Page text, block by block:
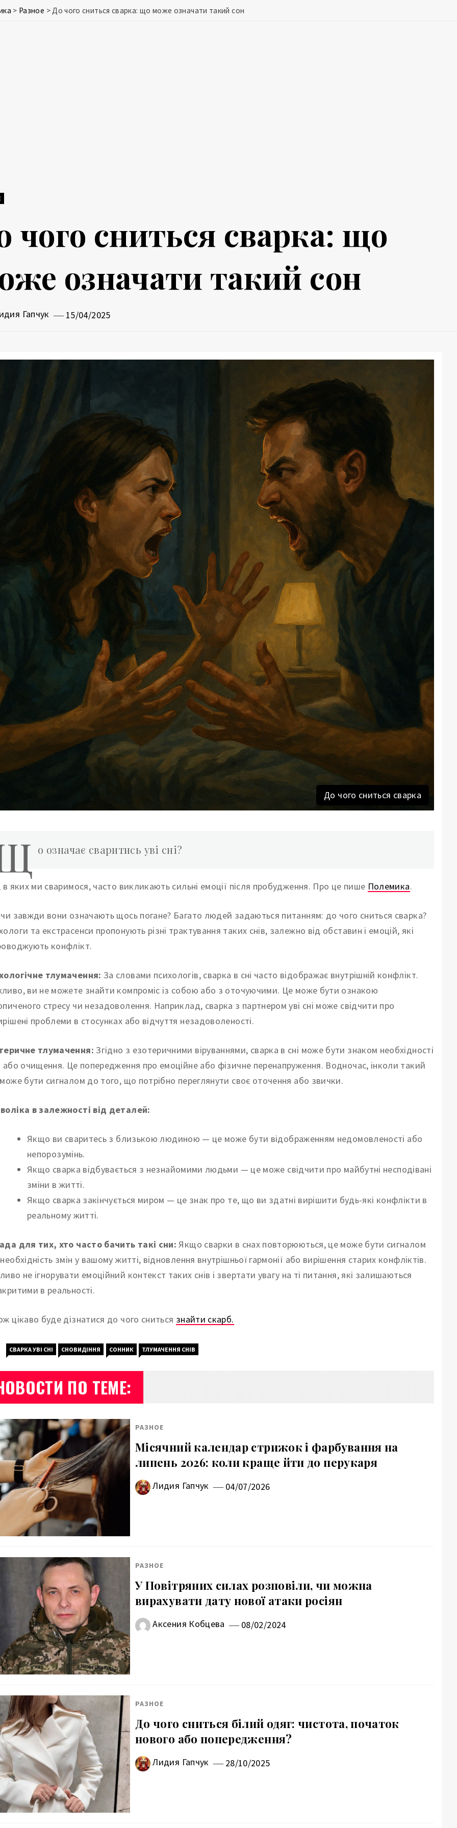
> Разное >До чого сниться сварка: що може означати такий сон
чого сниться сварка: що
означати такий сон
Гапчук 15/04/2025
До чого сниться сварка
о означає сваритись уві сні?
в яких ми сваримося, часто викликають сильні емоції після пробудження. Про це пише Полемика.
завжди вони означають щось погане? Багато людей задаються питанням: до чого сниться сварка?
та екстрасенси пропонують різні трактування таких снів, залежно від обставин і емоцій, які
конфлікт.
тлумачення: За словами психологів, сварка в сні часто відображає внутрішній конфлікт.
ви не можете знайти компроміс із собою або з оточуючими. Це може бути ознакою
стресу чи незадоволення. Наприклад, сварка з партнером уві сні може свідчити про
проблеми в стосунках або відчуття незадоволеності.
тлумачення: Згідно з езотеричними віруваннями, сварка в сні може бути знаком необхідності
або очищення. Це попередження про емоційне або фізичне перенапруження. Водночас, інколи такий
бути сигналом до того, що потрібно переглянути своє оточення або звички.
в залежності від деталей:
Якщо ви сваритесь з близькою людиною — це може бути відображенням недомовленості або
непорозумінь.
Якщо сварка відбувається з незнайомими людьми — це може свідчити про майбутні несподівані
зміни в житті.
Якщо сварка закінчується миром — це знак про те, що ви здатні вирішити будь-які конфлікти в
реальному житті.
для тих, хто часто бачить такі сни: Якщо сварки в снах повторюються, це може бути сигналом
змін у вашому житті, відновлення внутрішньої гармонії або вирішення старих конфліктів.
не ігнорувати емоційний контекст таких снів і звертати увагу на ті питання, які залишаються
в реальності.
цікаво буде дізнатися до чого сниться знайти скарб.
СВАРКА УВІ СНІ СНОВИДІННЯ СОННИК ТЛУМАЧЕННЯ СНІВ
ПО ТЕМЕ:
РАЗНОЕ
Місячний календар стрижок і фарбування на
липень 2026: коли краще йти до перукаря
Лидия Гапчук 04/07/2026
РАЗНОЕ
У Повітряних силах розповіли, чи можна
вирахувати дату нової атаки росіян
Аксения Кобцева 08/02/2024
РАЗНОЕ
До чого сниться білий одяг: чистота, початок
нового або попередження?
Лидия Гапчук 28/10/2025